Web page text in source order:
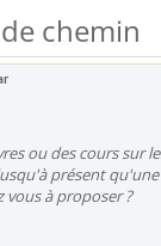
chemin
ou des cours sur
présent
vous à proposer ?